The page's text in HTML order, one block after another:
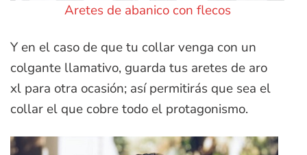
Aretes de abanico con flecos
Y en el caso de que tu collar venga con un
colgante llamativo, guarda tus aretes de aro
xl para otra ocasión; así permitirás que sea el
collar el que cobre todo el protagonismo.